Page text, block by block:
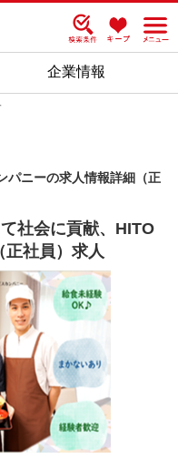
企業情報
ニーの求人情報詳細（正
社会に貢献、HITO
社員）求人